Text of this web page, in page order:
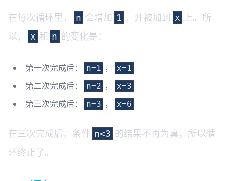
在每次循环里， n 会增加 1 ，并被加到 x
上。所
以，
x 和 n 的变化是：
第一次完成后： n=1 ， x=1
第二次完成后： n=2 ， x=3
第三次完成后： n=3 ， x=6
在三次完成后，条件 n<3 的结果不再为真，所以循
环终止了。